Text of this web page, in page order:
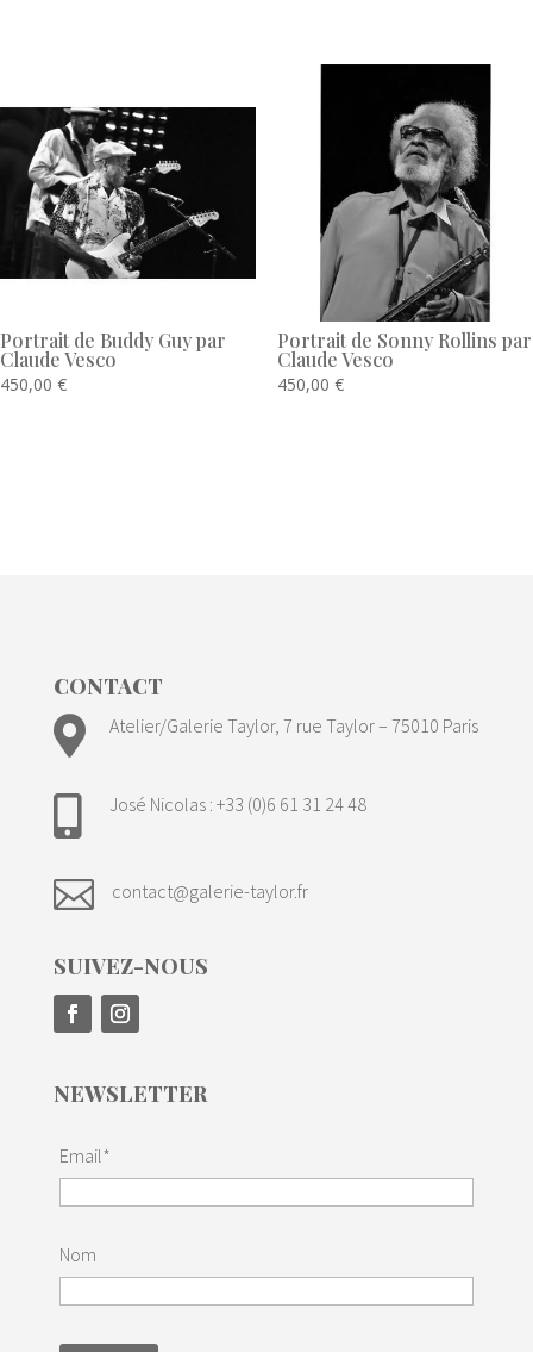
Portrait de Buddy Guy par
Claude Vesco
450,00 €
Portrait de Sonny Rollins par
Claude Vesco
450,00 €
CONTACT
 Atelier/Galerie Taylor, 7 rue Taylor – 75010 Paris
 José Nicolas : +33 (0)6 61 31 24 48
 contact@galerie-taylor.fr
SUIVEZ-NOUS
NEWSLETTER
Email*
Nom